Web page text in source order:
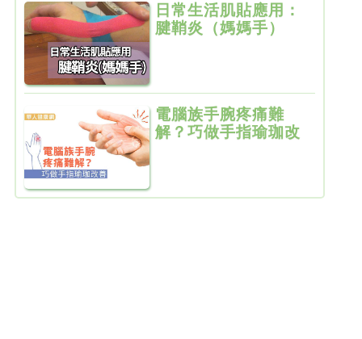
日常生活肌貼應用：
腱鞘炎（媽媽手）
電腦族手腕疼痛難
解？巧做手指瑜珈改